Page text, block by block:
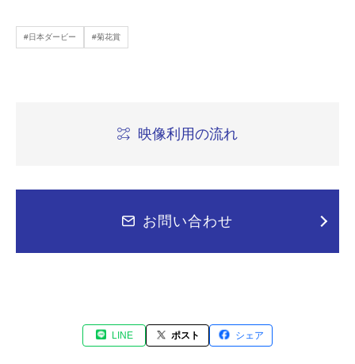
#日本ダービー #菊花賞
映像利用の流れ
お問い合わせ
LINE ポスト シェア